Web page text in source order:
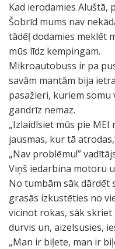
Kad ierodamies Aluštā,
Šobrīd mums nav
tādēļ dodamies meklēt
mūs līdz kempingam.
Mikroautobuss ir pa
savām mantām bija
pasažieri, kuriem
gandrīz nemaz.
„Izlaidīsiet mūs pie MEI
jausmas, kur tā
„Nav problēmu!”
Viņš iedarbina motoru
No tumbām sāk dārdēt
grasās izkustēties no
vicinot rokas, sāk skriet
durvis un, aizelsusies,
„Man ir biļete, man ir